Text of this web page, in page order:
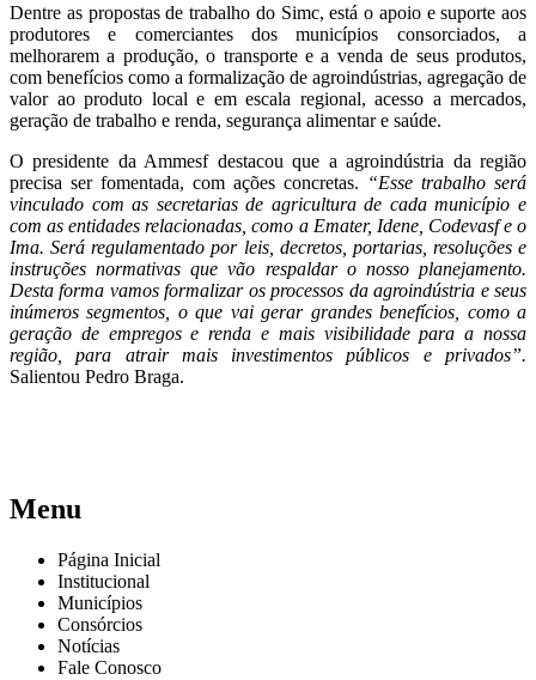
Dentre as propostas de trabalho do Simc, está o apoio e suporte aos
produtores e comerciantes dos municípios consorciados, a
melhorarem a produção, o transporte e a venda de seus produtos,
com benefícios como a formalização de agroindústrias, agregação de
valor ao produto local e em escala regional, acesso a mercados,
geração de trabalho e renda, segurança alimentar e saúde.
O presidente da Ammesf destacou que a agroindústria da região
precisa ser fomentada, com ações concretas. “Esse trabalho será
vinculado com as secretarias de agricultura de cada município e
com as entidades relacionadas, como a Emater, Idene, Codevasf e o
Ima. Será regulamentado por leis, decretos, portarias, resoluções e
instruções normativas que vão respaldar o nosso planejamento.
Desta forma vamos formalizar os processos da agroindústria e seus
inúmeros segmentos, o que vai gerar grandes benefícios, como a
geração de empregos e renda e mais visibilidade para a nossa
região, para atrair mais investimentos públicos e privados”.
Salientou Pedro Braga.
Menu
Página Inicial
Institucional
Municípios
Consórcios
Notícias
Fale Conosco